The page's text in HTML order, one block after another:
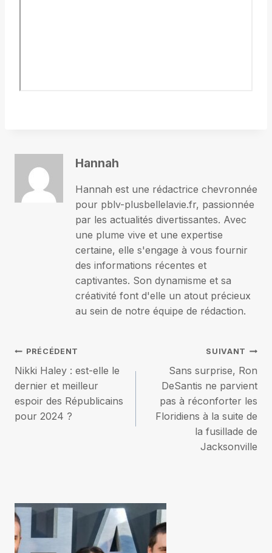
Hannah
Hannah est une rédactrice chevronnée
pour pblv-plusbellelavie.fr, passionnée
par les actualités divertissantes. Avec
une plume vive et une expertise
certaine, elle s'engage à vous fournir
des informations récentes et
captivantes. Son dynamisme et sa
créativité font d'elle un atout précieux
au sein de notre équipe de rédaction.
Navigation
de
l’article
PRÉCÉDENT
Nikki Haley : est-elle le
dernier et meilleur
espoir des Républicains
pour 2024 ?
SUIVANT
Sans surprise, Ron
DeSantis ne parvient
pas à réconforter les
Floridiens à la suite de
la fusillade de
Jacksonville